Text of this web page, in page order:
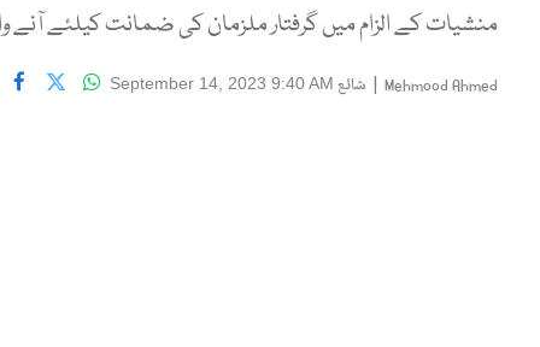
منشیات کے الزام میں گرفتار ملزمان کی ضمانت کیلئے آنے
Mehmood Ahmed
| شائع September 14, 2023 9:40 AM